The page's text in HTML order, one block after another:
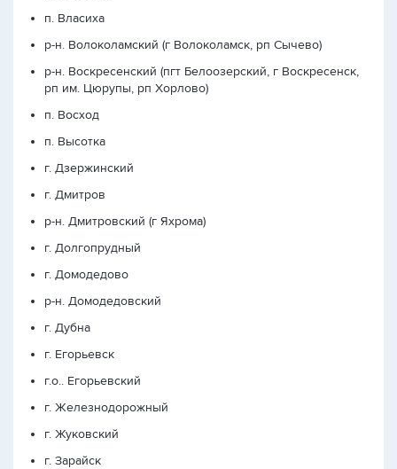
п. Власиха
р-н. Волоколамский (г Волоколамск, рп Сычево)
р-н. Воскресенский (пгт Белоозерский, г Воскресенск,
рп им. Цюрупы, рп Хорлово)
п. Восход
п. Высотка
г. Дзержинский
г. Дмитров
р-н. Дмитровский (г Яхрома)
г. Долгопрудный
г. Домодедово
р-н. Домодедовский
г. Дубна
г. Егорьевск
г.о.. Егорьевский
г. Железнодорожный
г. Жуковский
г. Зарайск